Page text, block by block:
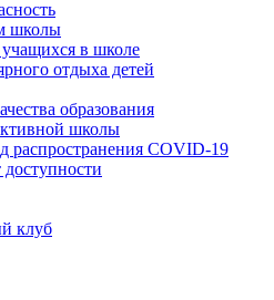
школы
в школе
отдыха детей
образования
школы
распространения COVID-19
клуб